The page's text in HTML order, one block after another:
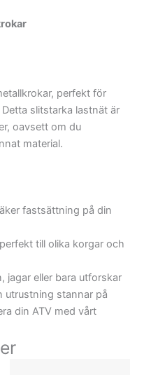
perfekt för
slitstarka lastnät är
oavsett om du
material.
fastsättning på din
till olika korgar och
jagar eller bara utforskar
utrustning stannar på
din ATV med vårt